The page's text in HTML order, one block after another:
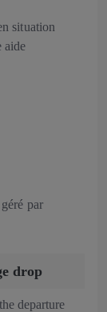
situation
aide
par
drop
departure